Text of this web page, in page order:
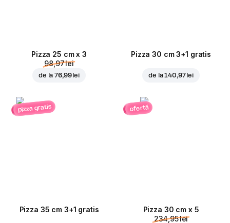
Pizza 25 cm x 3
98,97 lei
de la76,99 lei
Pizza 30 cm 3+1 gratis
de la140,97 lei
pizza gratis
Pizza 35 cm 3+1 gratis
ofertă
Pizza 30 cm x 5
234,95 lei